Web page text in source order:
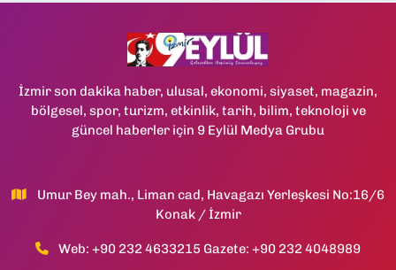
İzmir son dakika haber, ulusal, ekonomi, siyaset, magazin,
bölgesel, spor, turizm, etkinlik, tarih, bilim, teknoloji ve
güncel haberler için 9 Eylül Medya Grubu
Umur Bey mah., Liman cad, Havagazı Yerleşkesi No:16/6
Konak / İzmir
Web: +90 232 4633215 Gazete: +90 232 4048989